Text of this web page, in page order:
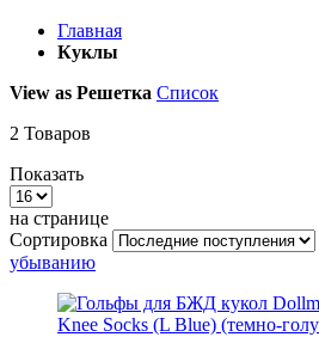
Главная
Куклы
View as Решетка Список
2 Товаров
Показать
на странице
Сортировка
убыванию